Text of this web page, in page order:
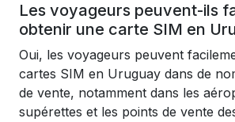
Les voyageurs peuvent-ils
obtenir une carte SIM en
Oui, les voyageurs peuvent
cartes SIM en Uruguay dans de
de vente, notamment dans les
supérettes et les points de vente